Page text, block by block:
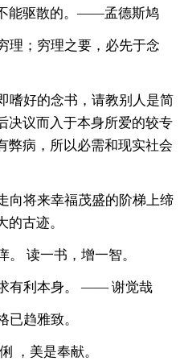
能驱散的。——孟德斯鸠
理；穷理之要，必先于念
嗜好的念书，请教别人是简
决议而入于本身所爱的较专
弊病，所以必需和现实社会
向将来幸福茂盛的阶梯上缔
古迹。
。 读一书，增一智。
有利本身。 —— 谢觉哉
已趋雅致。
，美是奉献。